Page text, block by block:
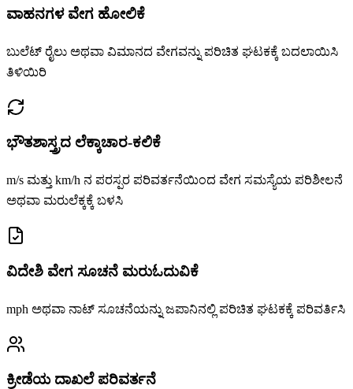
ವಾಹನಗಳ ವೇಗ ಹೋಲಿಕೆ
ಬುಲೆಟ್ ರೈಲು ಅಥವಾ ವಿಮಾನದ ವೇಗವನ್ನು ಪರಿಚಿತ ಘಟಕಕ್ಕೆ ಬದಲಾಯಿಸಿ
ತಿಳಿಯಿರಿ
ಭೌತಶಾಸ್ತ್ರದ ಲೆಕ್ಕಾಚಾರ-ಕಲಿಕೆ
m/s ಮತ್ತು km/h ನ ಪರಸ್ಪರ ಪರಿವರ್ತನೆಯಿಂದ ವೇಗ ಸಮಸ್ಯೆಯ ಪರಿಶೀಲನೆ
ಅಥವಾ ಮರುಲೆಕ್ಕಕ್ಕೆ ಬಳಸಿ
ವಿದೇಶಿ ವೇಗ ಸೂಚನೆ ಮರುಓದುವಿಕೆ
mph ಅಥವಾ ನಾಟ್ ಸೂಚನೆಯನ್ನು ಜಪಾನಿನಲ್ಲಿ ಪರಿಚಿತ ಘಟಕಕ್ಕೆ ಪರಿವರ್ತಿಸಿ
ಕ್ರೀಡೆಯ ದಾಖಲೆ ಪರಿವರ್ತನೆ